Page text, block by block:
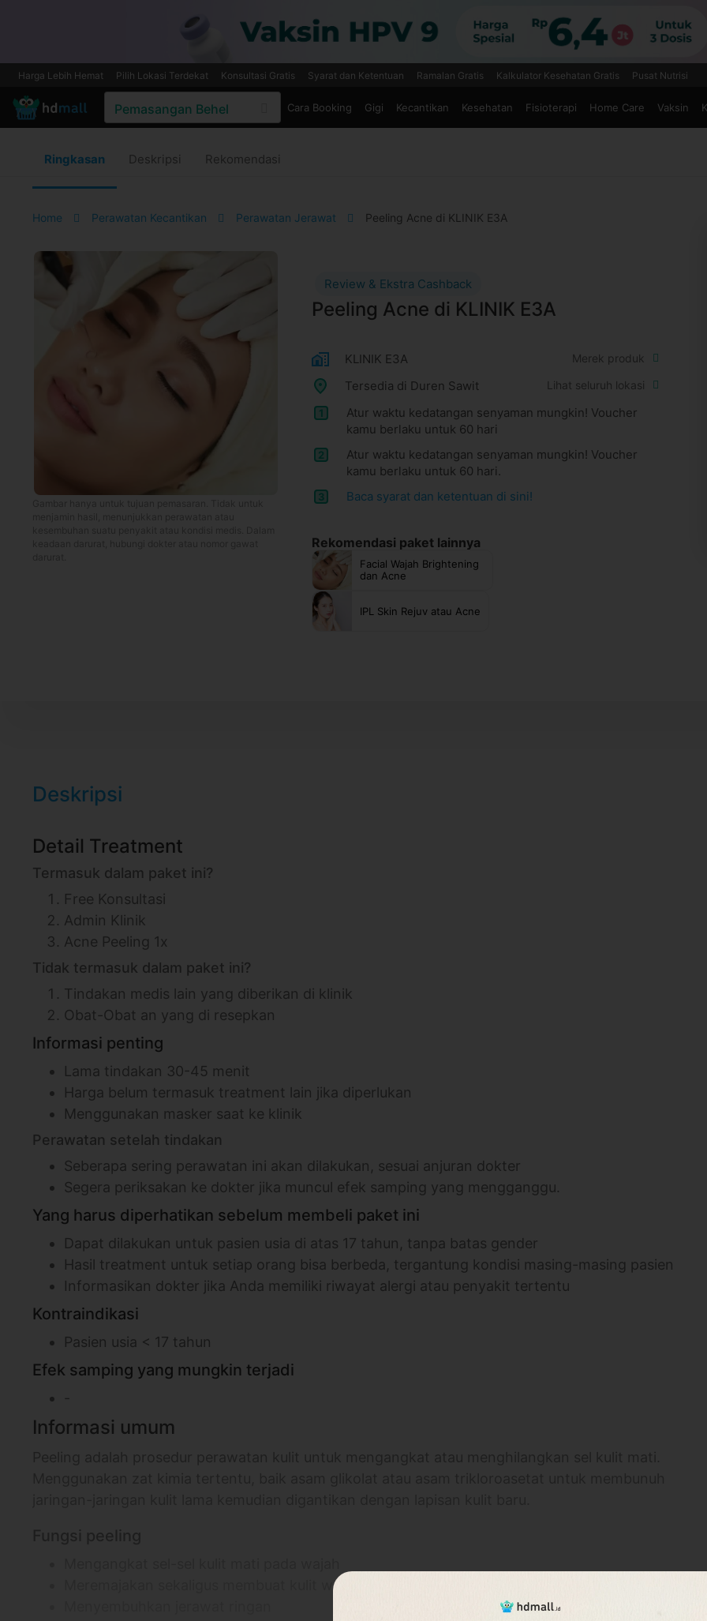
Harga Lebih Hemat Pilih Lokasi Terdekat Konsultasi Gratis Syarat dan Ketentuan Ramalan Gratis Kalkulator Kesehatan Gratis Pusat Nutrisi
Cara Booking Gigi Kecantikan Kesehatan Fisioterapi Home Care Vaksin
Ringkasan Deskripsi Rekomendasi
Home Perawatan Kecantikan Perawatan Jerawat Peeling Acne di KLINIK E3A
Review & Ekstra Cashback
Peeling Acne di KLINIK E3A
KLINIK E3A Merek produk
Tersedia di Duren Sawit Lihat seluruh lokasi
1
Atur waktu kedatangan senyaman mungkin! Voucher
kamu berlaku untuk 60 hari
2
Atur waktu kedatangan senyaman mungkin! Voucher
kamu berlaku untuk 60 hari.
3 Baca syarat dan ketentuan di sini!
Rekomendasi paket lainnya
Facial Wajah Brightening
dan Acne
IPL Skin Rejuv atau Acne
Deskripsi
Detail Treatment
Termasuk dalam paket ini?
Free Konsultasi
Admin Klinik
Acne Peeling 1x
Tidak termasuk dalam paket ini?
Tindakan medis lain yang diberikan di klinik
Obat-Obat an yang di resepkan
Informasi penting
Lama tindakan 30-45 menit
Harga belum termasuk treatment lain jika diperlukan
Menggunakan masker saat ke klinik
Perawatan setelah tindakan
Seberapa sering perawatan ini akan dilakukan, sesuai anjuran dokter
Segera periksakan ke dokter jika muncul efek samping yang mengganggu.
Yang harus diperhatikan sebelum membeli paket ini
Dapat dilakukan untuk pasien usia di atas 17 tahun, tanpa batas gender
Hasil treatment untuk setiap orang bisa berbeda, tergantung kondisi masing-masing pasien
Informasikan dokter jika Anda memiliki riwayat alergi atau penyakit tertentu
Kontraindikasi
Pasien usia < 17 tahun
Efek samping yang mungkin terjadi
-
Informasi umum
Meremajakan sekaligus membuat kulit wajah tampak lebih cerah